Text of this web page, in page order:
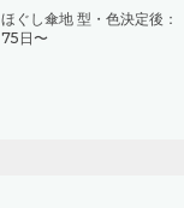
ほぐし傘地 型・色決定後：
75日〜